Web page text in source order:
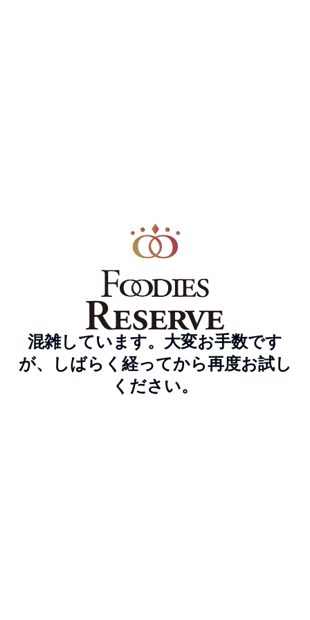
混雑しています。大変お手数です
が、しばらく経ってから再度お試し
ください。